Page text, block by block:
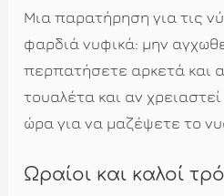
Μια παρατήρηση για τις
φαρδιά νυφικά: μην
περπατήσετε αρκετά και
τουαλέτα και αν
ώρα για να μαζέψετε το
Ωραίοι και καλοί